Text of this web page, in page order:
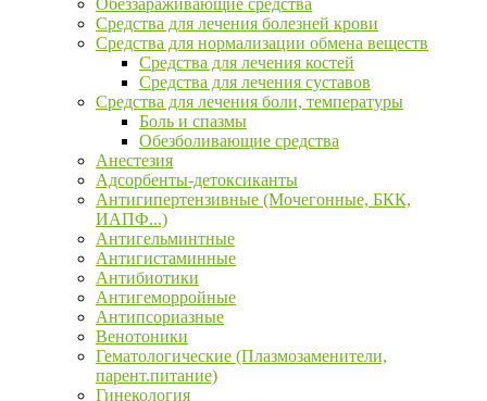
Обеззараживающие средства
Средства для лечения болезней крови
Средства для нормализации обмена веществ
Средства для лечения костей
Средства для лечения суставов
Средства для лечения боли, температуры
Боль и спазмы
Обезболивающие средства
Анестезия
Адсорбенты-детоксиканты
Антигипертензивные (Мочегонные, БКК,
ИАПФ...)
Антигельминтные
Антигистаминные
Антибиотики
Антигеморройные
Антипсориазные
Венотоники
Гематологические (Плазмозаменители,
парент.питание)
Гинекология